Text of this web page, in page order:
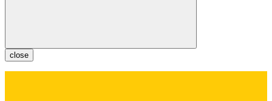
close